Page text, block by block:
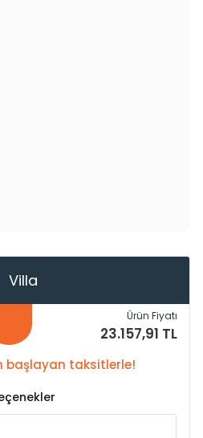
Villa
Ürün Fiyatı
23.157,91 TL
başlayan taksitlerle!